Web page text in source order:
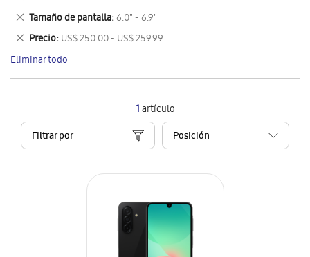
1artículo
Filtrar por
artículo
este
artículo
Tamaño de pantalla 6.0" - 6.9"
Eliminar
este
artículo
Precio US$ 250.00 - US$ 259.99
Eliminar
este
artículo
Eliminar todo